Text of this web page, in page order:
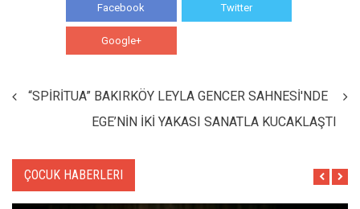
Facebook Twitter
Google+
“SPİRİTUA” BAKIRKÖY LEYLA GENCER SAHNESİ'NDE
EGE’NİN İKİ YAKASI SANATLA KUCAKLAŞTI
ÇOCUK HABERLERI